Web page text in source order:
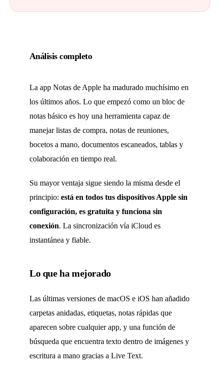
Análisis completo
La app Notas de Apple ha madurado muchísimo en
los últimos años. Lo que empezó como un bloc de
notas básico es hoy una herramienta capaz de
manejar listas de compra, notas de reuniones,
bocetos a mano, documentos escaneados, tablas y
colaboración en tiempo real.
Su mayor ventaja sigue siendo la misma desde el
principio: está en todos tus dispositivos Apple sin
configuración, es gratuita y funciona sin
conexión. La sincronización vía iCloud es
instantánea y fiable.
Lo que ha mejorado
Las últimas versiones de macOS e iOS han añadido
carpetas anidadas, etiquetas, notas rápidas que
aparecen sobre cualquier app, y una función de
búsqueda que encuentra texto dentro de imágenes y
escritura a mano gracias a Live Text.